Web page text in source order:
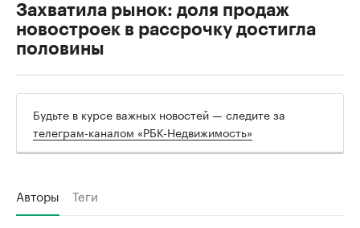
Захватила рынок: доля продаж
новостроек в рассрочку достигла
половины
Будьте в курсе важных новостей — следите за
телеграм-каналом «РБК-Недвижимость»
Авторы Теги